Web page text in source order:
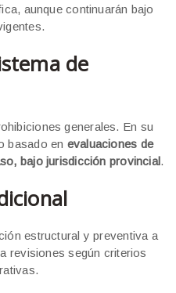
aunque continuarán bajo
de
generales. En su
basado en evaluaciones de
bajo jurisdicción provincial.
estructural y preventiva a
revisiones según criterios